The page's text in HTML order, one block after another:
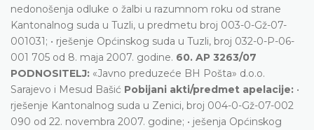
nedonošenja odluke o žalbi u razumnom roku od strane
Kantonalnog suda u Tuzli, u predmetu broj 003-0-Gž-07-
001031; • rješenje Općinskog suda u Tuzli, broj 032-0-P-06-
001 705 od 8. maja 2007. godine. 60. AP 3263/07
PODNOSITELJ: «Javno preduzeće BH Pošta» d.o.o.
Sarajevo i Mesud Bašić Pobijani akti/predmet apelacije: •
rješenje Kantonalnog suda u Zenici, broj 004-0-Gž-07-002
090 od 22. novembra 2007. godine; • ješenja Općinskog